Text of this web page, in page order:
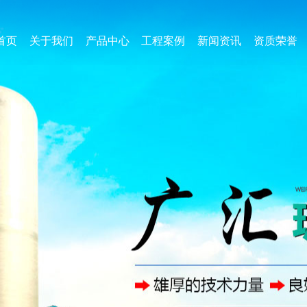
页 关于我们 产品中心 工程案例 新闻资讯 资质荣誉